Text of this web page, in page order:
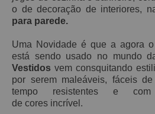
o de decoração de interiores,
para parede.
Uma Novidade é que a agora o
está sendo usado no mundo
Vestidos vem consquitando
por serem maleáveis, fáceis
tempo resistentes e
de cores incrível.